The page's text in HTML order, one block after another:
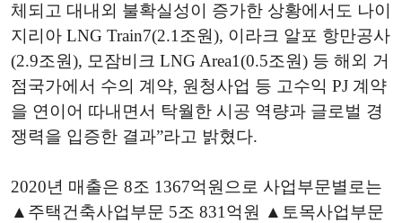
체되고 대내외 불확실성이 증가한 상황에서도 나이
지리아 LNG Train7(2.1조원), 이라크 알포 항만공사
(2.9조원), 모잠비크 LNG Area1(0.5조원) 등 해외 거
점국가에서 수의 계약, 원청사업 등 고수익 PJ 계약
을 연이어 따내면서 탁월한 시공 역량과 글로벌 경
쟁력을 입증한 결과”라고 밝혔다.
2020년 매출은 8조 1367억원으로 사업부문별로는
▲주택건축사업부문 5조 831억원 ▲토목사업부문